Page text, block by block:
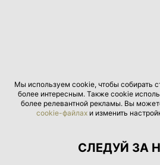
Мы используем cookie, чтобы собирать
более интересным. Также cookie
более релевантной рекламы. Вы
cookie-файлах и изменить
СЛЕДУЙ ЗА